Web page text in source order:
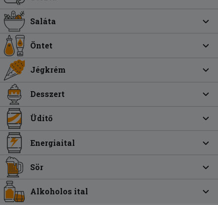
Saláta
Öntet
Jégkrém
Desszert
Üdítő
Energiaital
Sör
Alkoholos ital